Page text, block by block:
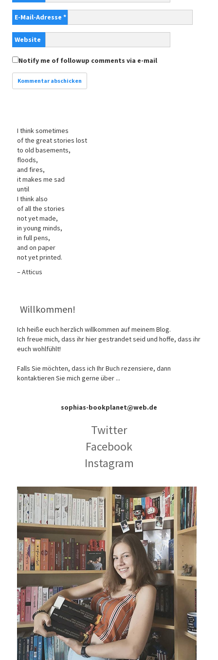
E-Mail-Adresse *
Website
Notify me of followup comments via e-mail
I think sometimes
of the great stories lost
to old basements,
floods,
and fires,
it makes me sad
until
I think also
of all the stories
not yet made,
in young minds,
in full pens,
and on paper
not yet printed.
– Atticus
Willkommen!
Ich heiße euch herzlich willkommen auf meinem Blog.
Ich freue mich, dass ihr hier gestrandet seid und hoffe, dass ihr
euch wohlfühlt!
Falls Sie möchten, dass ich Ihr Buch rezensiere, dann
kontaktieren Sie mich gerne über ...
sophias-bookplanet@web.de
Twitter
Facebook
Instagram